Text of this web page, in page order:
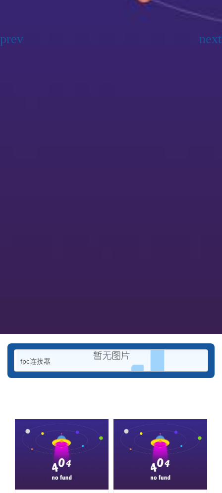
fpc连接器